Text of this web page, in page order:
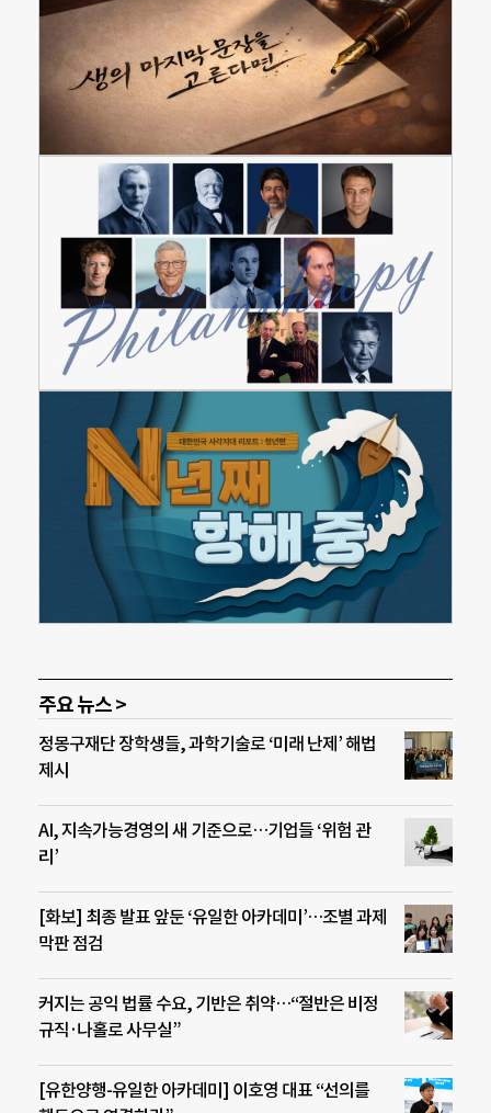
주요 뉴스 >
정몽구재단 장학생들, 과학기술로 ‘미래 난제’ 해법
제시
AI, 지속가능경영의 새 기준으로…기업들 ‘위험 관
리’
[화보] 최종 발표 앞둔 ‘유일한 아카데미’…조별 과제
막판 점검
커지는 공익 법률 수요, 기반은 취약…“절반은 비정
규직·나홀로 사무실”
[유한양행-유일한 아카데미] 이호영 대표 “선의를